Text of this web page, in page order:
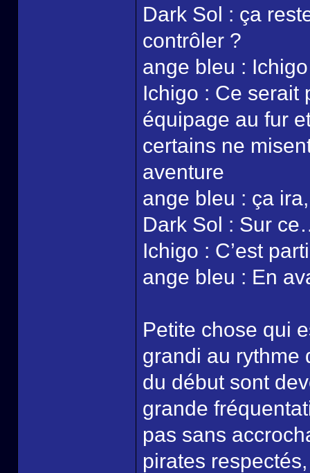
Dark Sol : ça
contrôler ?
ange bleu :
Ichigo : Ce serait
équipage au fur
certains ne
aventure
ange bleu : ça
Dark Sol : Sur
Ichigo : C’est
ange bleu : En
Petite chose qui
grandi au rythme
du début sont
grande
pas sans
pirates